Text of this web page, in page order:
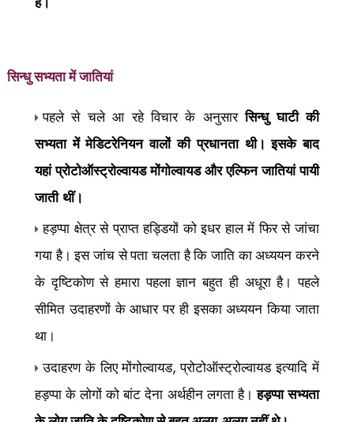
सिन्धु सभ्यता मेंजातियां
पहले से चले आ रहे विचार के अनुसारसिन्धु घाटी की
सभ्यता में मेडिटरेनियन वालों की प्रधानता थी। इसके बाद
यहां प्रोटोऑस्ट्रोल्वायड मोंगोल्वायड और एल्फिन जातियां पायी
जाती थीं।
हड़प्पा क्षेत्र से प्राप्त हड्डियों को इधर हाल में फिर से जांचा
गया है। इस जांच से पता चलता है कि जाति का अध्ययन करने
के दृष्टिकोण से हमारा पहला ज्ञान बहुत ही अधूरा है। पहले
सीमित उदाहरणों के आधार पर ही इसका अध्ययन किया जाता
था।
उदाहरण के लिए मोंगोल्वायड,प्रोटोऑस्ट्रोल्वायड इत्यादि में
हड़प्पा के लोगों को बांट देना अर्थहीन लगता है।हड़प्पा सभ्यता